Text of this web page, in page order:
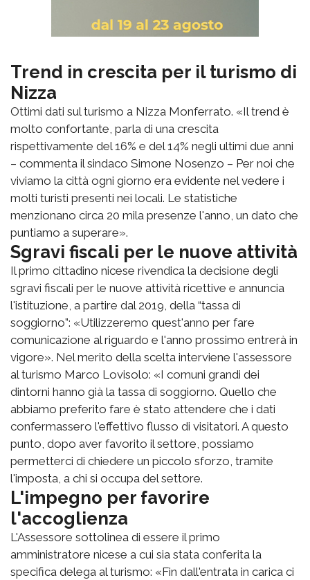
Trend in crescita per il turismo di
Nizza
Ottimi dati sul turismo a Nizza Monferrato. «Il trend è
molto confortante, parla di una crescita
rispettivamente del 16% e del 14% negli ultimi due anni
– commenta il sindaco Simone Nosenzo – Per noi che
viviamo la città ogni giorno era evidente nel vedere i
molti turisti presenti nei locali. Le statistiche
menzionano circa 20 mila presenze l'anno, un dato che
puntiamo a superare».
Sgravi fiscali per le nuove attività
Il primo cittadino nicese rivendica la decisione degli
sgravi fiscali per le nuove attività ricettive e annuncia
l'istituzione, a partire dal 2019, della “tassa di
soggiorno”: «Utilizzeremo quest'anno per fare
comunicazione al riguardo e l'anno prossimo entrerà in
vigore». Nel merito della scelta interviene l'assessore
al turismo Marco Lovisolo: «I comuni grandi dei
dintorni hanno già la tassa di soggiorno. Quello che
abbiamo preferito fare è stato attendere che i dati
confermassero l'effettivo flusso di visitatori. A questo
punto, dopo aver favorito il settore, possiamo
permetterci di chiedere un piccolo sforzo, tramite
l'imposta, a chi si occupa del settore.
L'impegno per favorire
l'accoglienza
L'Assessore sottolinea di essere il primo
amministratore nicese a cui sia stata conferita la
specifica delega al turismo: «Fin dall'entrata in carica ci